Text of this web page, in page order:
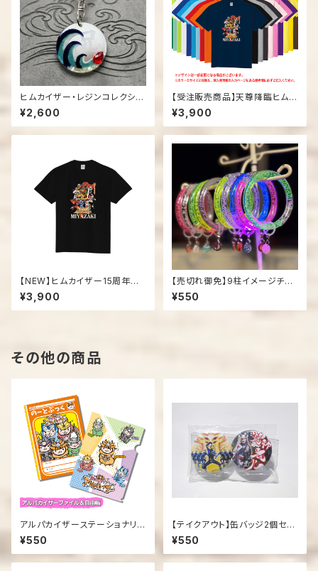
ヒムカイザー・レジンコレクショ
ン03「ホデリ」
¥2,600
【受注販売商品】天尊降臨ヒムカ
イザー「15周年記念Tシャツ」
¥3,900
【NEW】ヒムカイザー15周年記
念Tシャツ
¥3,900
【売切れ御免】9柱イメージチャ
ーム付き光るブレスレット
¥550
その他の商品
アルパカイザーステーショナリー
セット
¥550
【テイクアウト】缶バッジ2個セッ
ト【鬼八】
¥550